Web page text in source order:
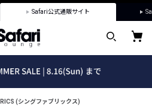
Safari公式通販サイト
(シングファブリックス)